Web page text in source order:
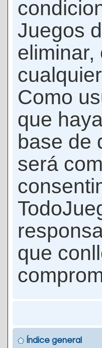
Juegos
eliminar,
Como
que
base de
será
que
Índice general